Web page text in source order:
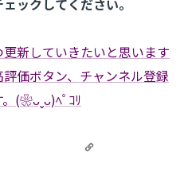
ックしてください。
新していきたいと思います
価ボタン、チャンネル登録
(❀ᴗˬᴗ)ﾍﾟｺﾘ